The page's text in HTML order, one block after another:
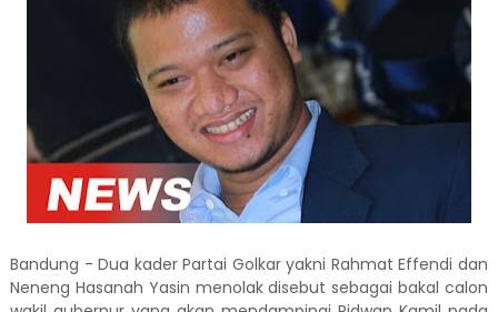
Bandung - Dua kader Partai Golkar yakni Rahmat Effendi dan
Neneng Hasanah Yasin menolak disebut sebagai bakal calon